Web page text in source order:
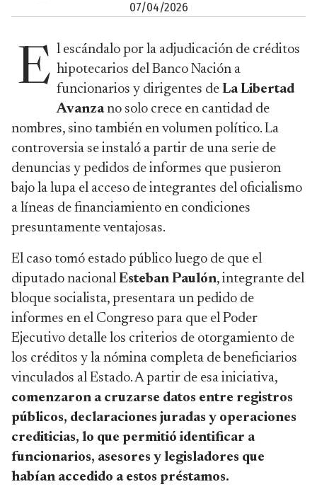
07/04/2026
E l escándalo por la adjudicación de créditos
hipotecarios del Banco Nación a
funcionarios y dirigentes de La Libertad
Avanzano solo crece en cantidad de
nombres, sino también en volumen político. La
controversia se instaló a partir de una serie de
denuncias y pedidos de informes que pusieron
bajo la lupa el acceso de integrantes del oficialismo
a líneas de financiamiento en condiciones
presuntamente ventajosas.
El caso tomó estado público luego de que el
diputado nacional Esteban Paulón, integrante del
bloque socialista, presentara un pedido de
informes en el Congreso para que el Poder
Ejecutivo detalle los criterios de otorgamiento de
los créditos y la nómina completa de beneficiarios
vinculados al Estado. A partir de esa iniciativa,
comenzaron a cruzarse datos entre registros
públicos, declaraciones juradas y operaciones
crediticias, lo que permitió identificar a
funcionarios, asesores y legisladores que
habían accedido a estos préstamos.